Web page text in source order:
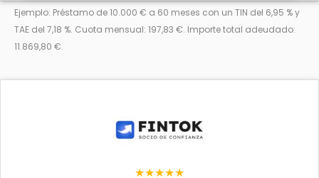
Ejemplo: Préstamo de 10.000 € a 60 meses con un TIN del 6,95 % y
TAE del 7,18 %. Cuota mensual: 197,83 €. Importe total adeudado:
11.869,80 €.
★★★★★